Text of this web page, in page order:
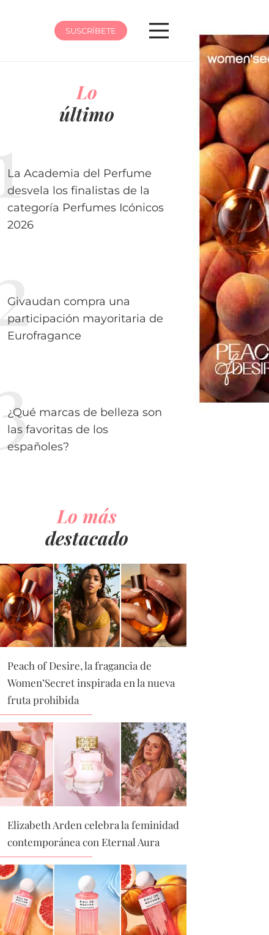
SUSCRÍBETE
Lo
último
La Academia del Perfume
desvela los finalistas de la
categoría Perfumes Icónicos
2026
Givaudan compra una
participación mayoritaria de
Eurofragance
¿Qué marcas de belleza son
las favoritas de los
españoles?
Lo más
destacado
Peach of Desire, la fragancia de
Women’Secret inspirada en la nueva
fruta prohibida
Elizabeth Arden celebra la feminidad
contemporánea con Eternal Aura